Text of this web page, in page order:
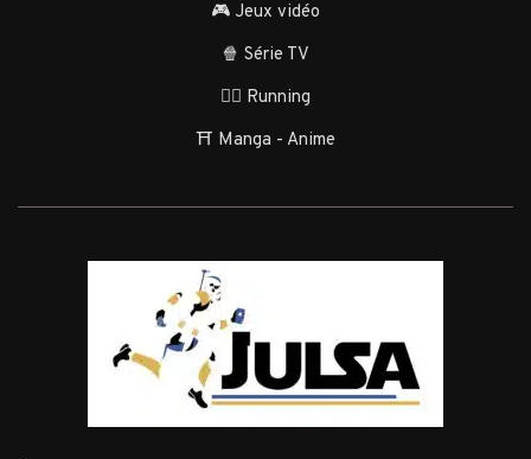
🎮 Jeux vidéo
🍿 Série TV
🏃‍♂️ Running
⛩️ Manga - Anime